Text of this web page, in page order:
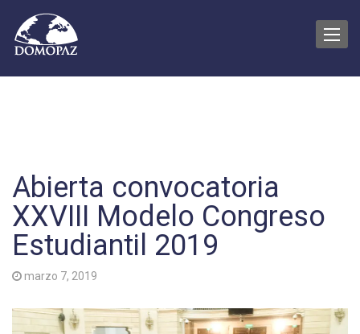
Toggle
Abierta convocatoria
XXVIII Modelo Congreso
Estudiantil 2019
marzo 7, 2019